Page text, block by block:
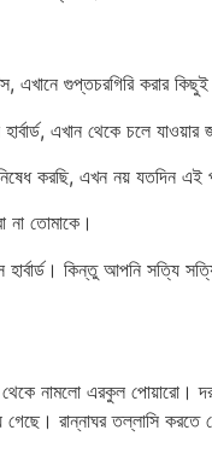
এখানে গুপ্তচরগিরি করার
এখান থেকে চলে
করছি, এখন নয় যতদিন এই
না তোমাকে।
হার্বার্ড। কিন্তু আপনি সত্যি
থেকে নামলো এরকুল পোয়ারো।
গেছে। রান্নাঘর তল্লাসি